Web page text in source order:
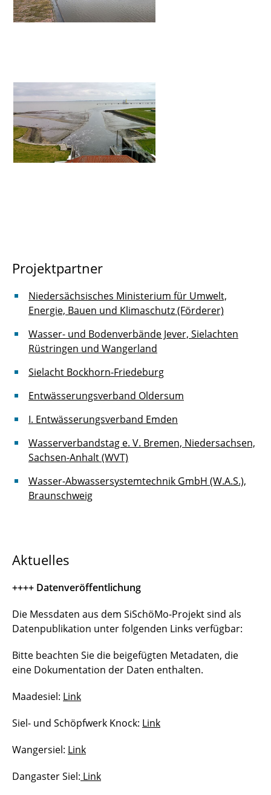
Projektpartner
Niedersächsisches Ministerium für Umwelt,
Energie, Bauen und Klimaschutz (Förderer)
Wasser- und Bodenverbände Jever, Sielachten
Rüstringen und Wangerland
Sielacht Bockhorn-Friedeburg
Entwässerungsverband Oldersum
I. Entwässerungsverband Emden
Wasserverbandstag e. V. Bremen, Niedersachsen,
Sachsen-Anhalt (WVT)
Wasser-Abwassersystemtechnik GmbH (W.A.S.),
Braunschweig
Aktuelles
++++ Datenveröffentlichung
Die Messdaten aus dem SiSchöMo-Projekt sind als
Datenpublikation unter folgenden Links verfügbar:
Bitte beachten Sie die beigefügten Metadaten, die
eine Dokumentation der Daten enthalten.
Maadesiel: Link
Siel- und Schöpfwerk Knock: Link
Wangersiel: Link
Dangaster Siel: Link